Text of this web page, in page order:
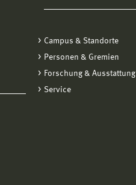
Campus & Standorte
Personen & Gremien
Forschung & Ausstattung
Service